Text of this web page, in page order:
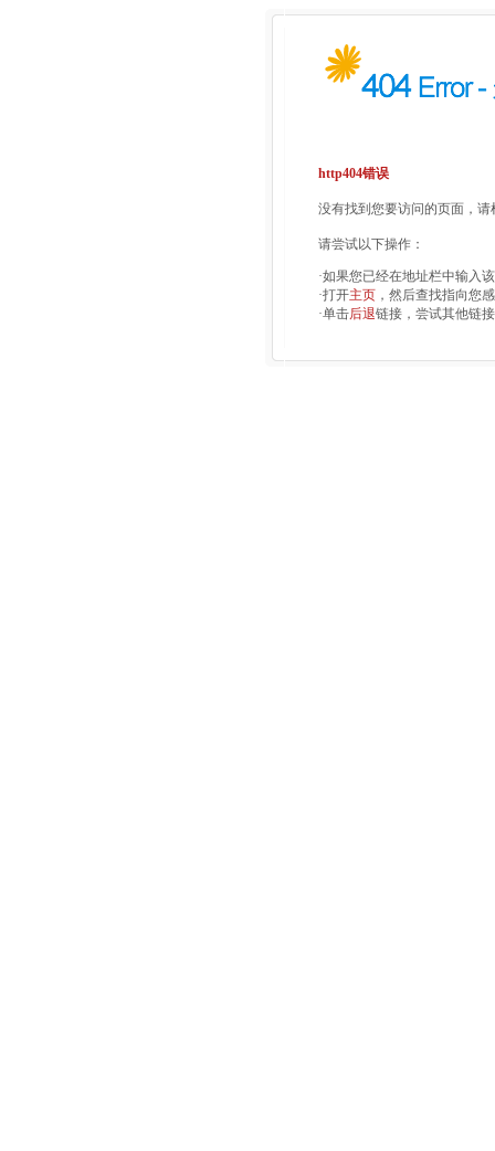
http404错误
没有找到您要访问的页面，
请尝试以下操作：
·如果您已经在地址栏中输入
·打开主页 ，然后查找指向您
·单击后退链接，尝试其他链